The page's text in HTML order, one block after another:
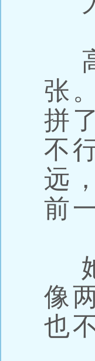
高
张
拼
不
远
前
她
像
也